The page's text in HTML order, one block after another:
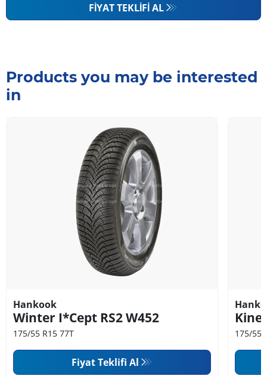
FIYAT TEKLIFI AL
Products you may be interested
in
Hankook
Winter I*Cept RS2 W452
175/55 R15 77T
Fiyat Teklifi Al
175/55